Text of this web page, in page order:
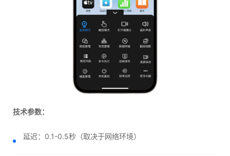
技术参数：
延迟：0.1-0.5秒（取决于网络环境）